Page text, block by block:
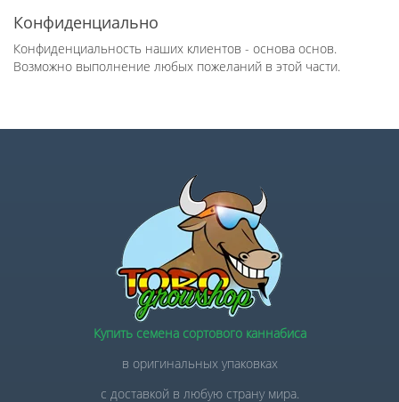
Конфиденциально
Конфиденциальность наших клиентов - основа основ.
Возможно выполнение любых пожеланий в этой части.
Купить семена сортового каннабиса
в оригинальных упаковках
с доставкой в любую страну мира.